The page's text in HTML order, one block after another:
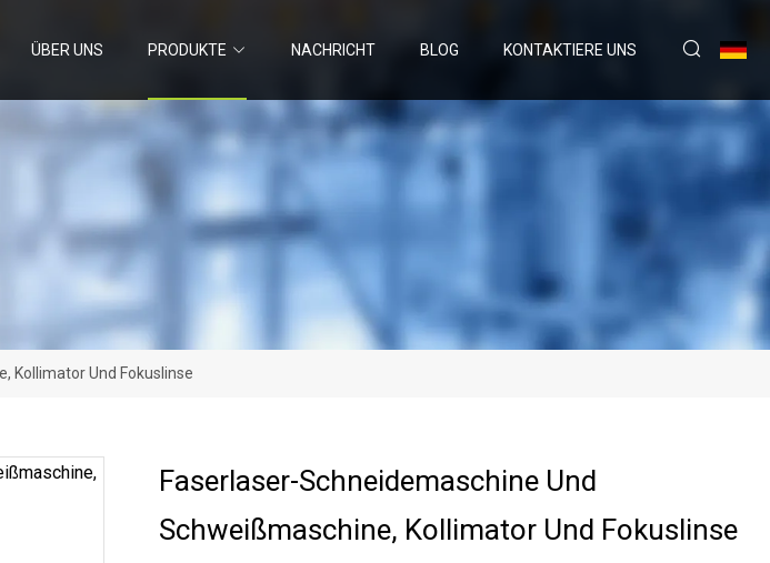
ÜBER UNS PRODUKTE NACHRICHT BLOG KONTAKTIERE UNS
Kollimator Und Fokuslinse
Faserlaser-Schneidemaschine Und
Schweißmaschine, Kollimator Und Fokuslinse